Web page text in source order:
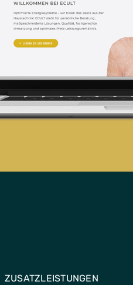
ZUSATZLEISTUNGEN